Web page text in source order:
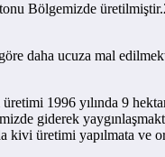
Bölgemizde
daha ucuza mal
1996 yılında 9
giderek
üretimi yapılmata ve